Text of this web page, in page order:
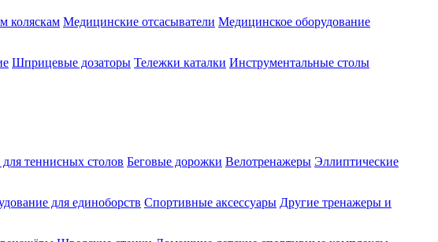
коляскам Медицинские отсасыватели Медицинское оборудование
Шприцевые дозаторы Тележки каталки Инструментальные столы
теннисных столов Беговые дорожки Велотренажеры Эллиптические
для единоборств Спортивные аксессуары Другие тренажеры и